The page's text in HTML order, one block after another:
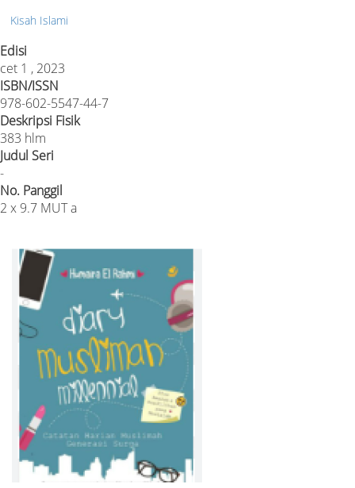
Kisah Islami
Edisi
cet 1 , 2023
ISBN/ISSN
978-602-5547-44-7
Deskripsi Fisik
383 hlm
Judul Seri
-
No. Panggil
2 x 9.7 MUT a